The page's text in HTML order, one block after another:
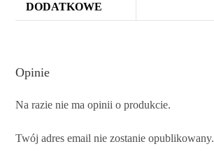
DODATKOWE
Opinie
Na razie nie ma opinii o produkcie.
Twój adres email nie zostanie opublikowany.